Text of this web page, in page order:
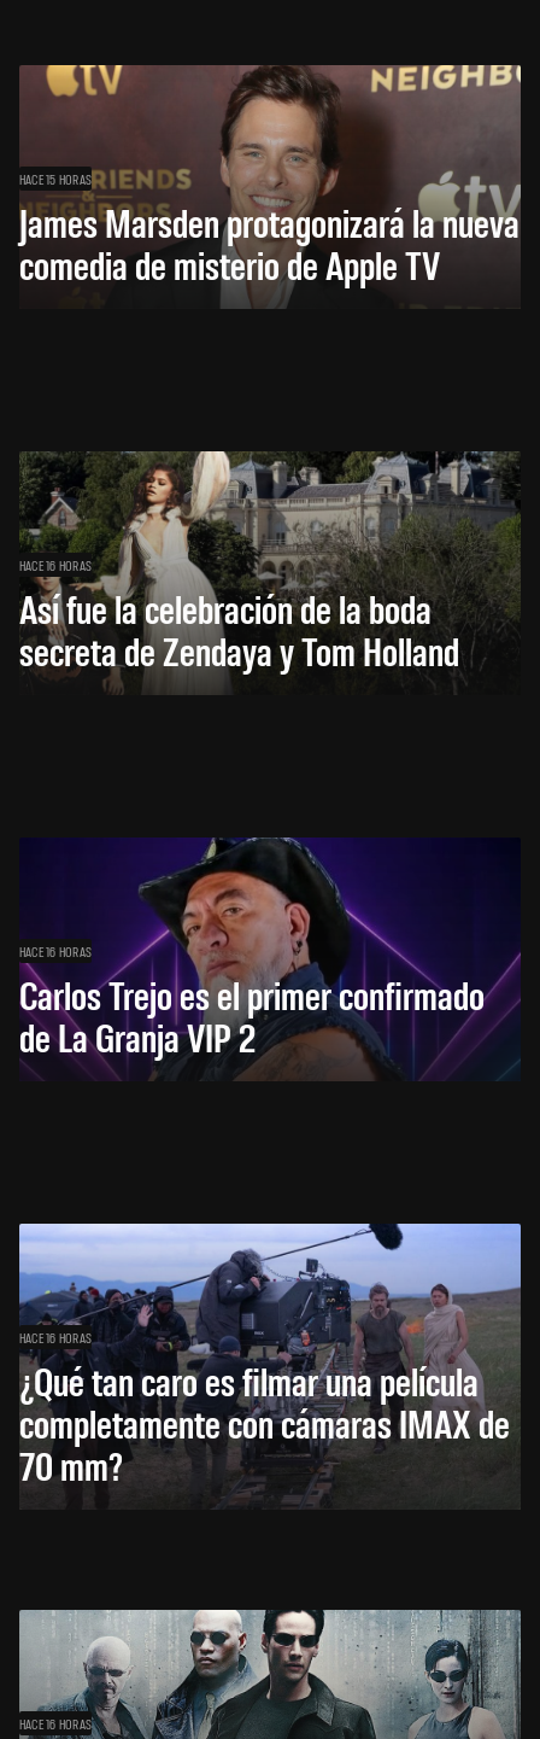
HACE 15 HORAS
James Marsden protagonizará la nueva
comedia de misterio de Apple TV
HACE 16 HORAS
Así fue la celebración de la boda
secreta de Zendaya y Tom Holland
HACE 16 HORAS
Carlos Trejo es el primer confirmado
de La Granja VIP 2
HACE 16 HORAS
¿Qué tan caro es filmar una película
completamente con cámaras IMAX de
70 mm?
HACE 16 HORAS